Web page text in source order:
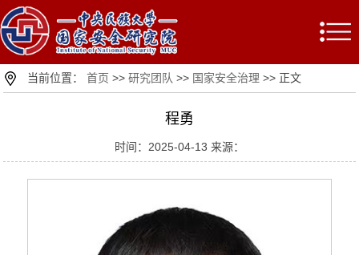
当前位置：首页 >>研究团队 >> 国家安全治理 >> 正文
程勇
时间：2025-04-13 来源：